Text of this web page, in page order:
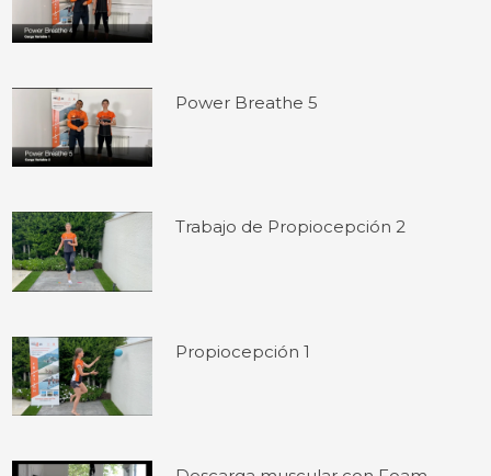
Power Breathe 5
Trabajo de Propiocepción 2
Propiocepción 1